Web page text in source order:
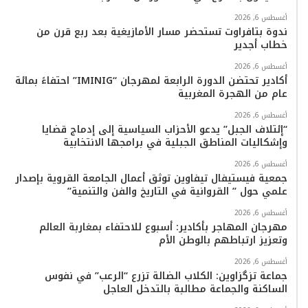
ك
ب
ر
م
k
ب
أغسطس 6, 2026
ندوة بتافراوت تستحضر مسار الأمازيغية بعد ربع قرن من
خطاب أجدير
أغسطس 6, 2026
أكادير تحتضن الدورة الرابعة لمهرجان “IMINIG” احتفاءً بمائة
عام من الهجرة المغربية
أغسطس 6, 2026
“إئتلاف الجبل” يدعو الأحزاب السياسية إلى إدماج قضايا
وإشكاليات المناطق الجبلية في برامجها الانتخابية
أغسطس 6, 2026
جمعية فيستيفال تيفاوين توثق أعمال الجامعة القروية بإصدار
علمي حول ” القروانية في التاريخ والفن والتنمية”
أغسطس 6, 2026
مهرجان المهاجر بأكادير: أسبوع للاحتفاء بمغاربة العالم
وتعزيز ارتباطهم بالوطن الأم
أغسطس 6, 2026
جماعة تزگزاوين: الكلاب الضالة تزرع “الرعب” في نفوس
الساكنة والجماعة مطالبة بالتدخل العاجل